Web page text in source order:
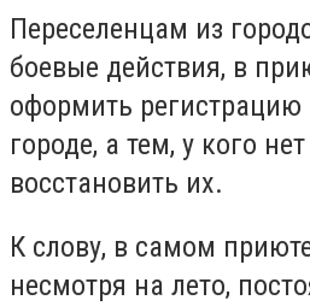
Переселенцам из
боевые действия, в
оформить
городе, а тем, у кого
восстановить их.
К слову, в самом
несмотря на лето,